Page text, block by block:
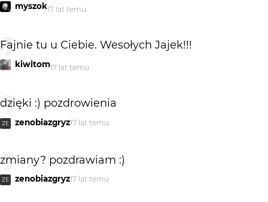
myszok17 lat temu
Fajnie tu u Ciebie. Wesołych Jajek!!!
kiwitom17 lat temu
dzięki :) pozdrowienia
ZE zenobiazgryz17 lat temu
zmiany? pozdrawiam :)
ZE zenobiazgryz17 lat temu